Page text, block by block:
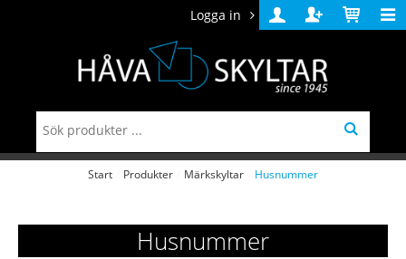
Logga in
Logga
in
Skapa
konto
Varukorg
Start Produkter Märkskyltar Husnummer
Husnummer